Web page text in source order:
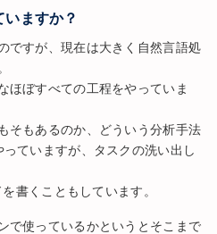
ますか？
ですが、現在は大きく自然言語処
ほぼすべての工程をやっていま
そもあるのか、どういう分析手法
ていますが、タスクの洗い出し
書くこともしています。
で使っているかというとそこまで